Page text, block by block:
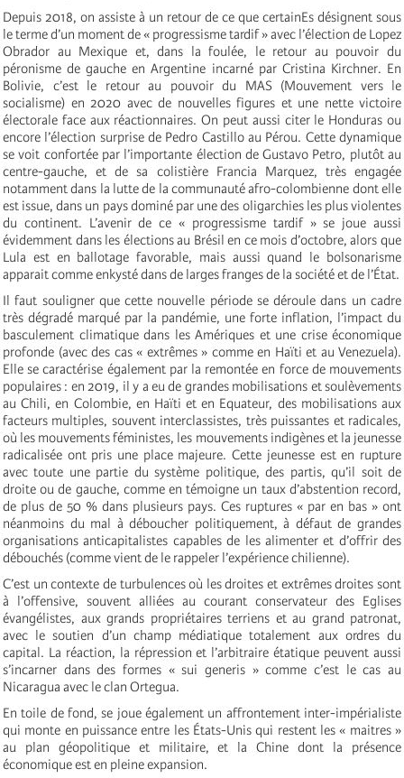
Depuis 2018, on assiste à un retour de ce que certainEs désignent sous
le terme d’un moment de « progressisme tardif » avec l’élection de Lopez
Obrador au Mexique et, dans la foulée, le retour au pouvoir du
péronisme de gauche en Argentine incarné par Cristina Kirchner. En
Bolivie, c’est le retour au pouvoir du MAS (Mouvement vers le
socialisme) en 2020 avec de nouvelles figures et une nette victoire
électorale face aux réactionnaires. On peut aussi citer le Honduras ou
encore l’élection surprise de Pedro Castillo au Pérou. Cette dynamique
se voit confortée par l’importante élection de Gustavo Petro, plutôt au
centre-gauche, et de sa colistière Francia Marquez, très engagée
notamment dans la lutte de la communauté afro-colombienne dont elle
est issue, dans un pays dominé par une des oligarchies les plus violentes
du continent. L’avenir de ce « progressisme tardif » se joue aussi
évidemment dans les élections au Brésil en ce mois d’octobre, alors que
Lula est en ballotage favorable, mais aussi quand le bolsonarisme
apparait comme enkysté dans de larges franges de la société et de l’État.
Il faut souligner que cette nouvelle période se déroule dans un cadre
très dégradé marqué par la pandémie, une forte inflation, l’impact du
basculement climatique dans les Amériques et une crise économique
profonde (avec des cas « extrêmes » comme en Haïti et au Venezuela).
Elle se caractérise également par la remontée en force de mouvements
populaires : en 2019, il y a eu de grandes mobilisations et soulèvements
au Chili, en Colombie, en Haïti et en Equateur, des mobilisations aux
facteurs multiples, souvent interclassistes, très puissantes et radicales,
où les mouvements féministes, les mouvements indigènes et la jeunesse
radicalisée ont pris une place majeure. Cette jeunesse est en rupture
avec toute une partie du système politique, des partis, qu’il soit de
droite ou de gauche, comme en témoigne un taux d’abstention record,
de plus de 50 % dans plusieurs pays. Ces ruptures « par en bas » ont
néanmoins du mal à déboucher politiquement, à défaut de grandes
organisations anticapitalistes capables de les alimenter et d’offrir des
débouchés (comme vient de le rappeler l’expérience chilienne).
C’est un contexte de turbulences où les droites et extrêmes droites sont
à l’offensive, souvent alliées au courant conservateur des Eglises
évangélistes, aux grands propriétaires terriens et au grand patronat,
avec le soutien d’un champ médiatique totalement aux ordres du
capital. La réaction, la répression et l’arbitraire étatique peuvent aussi
s’incarner dans des formes « sui generis » comme c’est le cas au
Nicaragua avec le clan Ortegua.
En toile de fond, se joue également un affrontement inter-impérialiste
qui monte en puissance entre les États-Unis qui restent les « maitres »
au plan géopolitique et militaire, et la Chine dont la présence
économique est en pleine expansion.